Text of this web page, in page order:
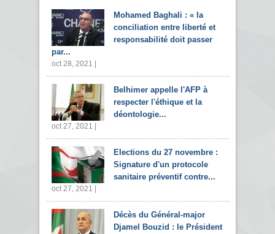
Mohamed Baghali : « la
conciliation entre liberté et
responsabilité doit passer
par...
oct 28, 2021 |
Belhimer appelle l'AFP à
respecter l'éthique et la
déontologie...
oct 27, 2021 |
Elections du 27 novembre :
Signature d'un protocole
sanitaire préventif contre...
oct 27, 2021 |
Décès du Général-major
Djamel Bouzid : le Président